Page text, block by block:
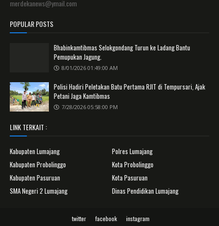
merdekanews@ymail.com
POPULAR POSTS
Bhabinkamtibmas Selokgondang Turun ke Ladang Bantu
Pemupukan Jagung.
8/01/2026 01:49:00 AM
Polisi Hadiri Peletakan Batu Pertama RJIT di Tempursari, Ajak
Petani Jaga Kamtibmas
7/28/2026 05:58:00 PM
LINK TERKAIT :
Kabupaten Lumajang
Polres Lumajang
Kabupaten Probolinggo
Kota Probolinggo
Kabupaten Pasuruan
Kota Pasuruan
SMA Negeri 2 Lumajang
Dinas Pendidikan Lumajang
twitter facebook instagram